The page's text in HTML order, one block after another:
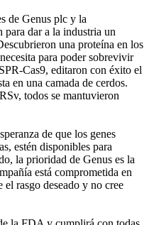
de Genus plc y la
dar a la industria un
una proteína en los
para poder sobrevivir
Cas9, editaron con éxito el
en una camada de cerdos.
todos se mantuvieron
de que los genes
estén disponibles para
la prioridad de Genus es la
está comprometida en
el rasgo deseado y no cree